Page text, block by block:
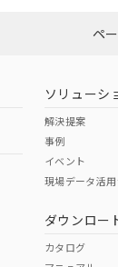
ペ
ソリューシ
解決提案
事例
イベント
現場データ活
ダウンロー
カタログ